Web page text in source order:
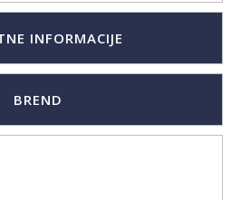
INFORMACIJE
BREND